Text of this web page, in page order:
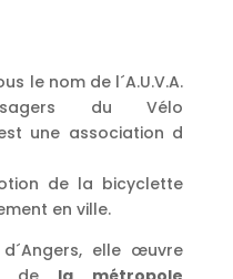
le nom de l´A.U.V.A.
du Vélo
une association d
de la bicyclette
en ville.
elle œuvre